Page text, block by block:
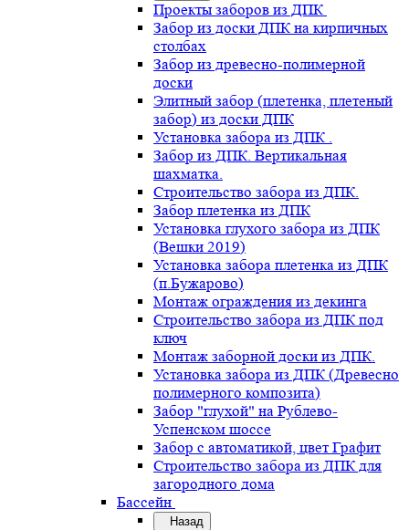
Проекты заборов из ДПК
Забор из доски ДПК на кирпичных
столбах
Забор из древесно-полимерной
доски
Элитный забор (плетенка, плетеный
забор) из доски ДПК
Установка забора из ДПК .
Забор из ДПК. Вертикальная
шахматка.
Строительство забора из ДПК.
Забор плетенка из ДПК
Установка глухого забора из ДПК
(Вешки 2019)
Установка забора плетенка из ДПК
(п.Бужарово)
Монтаж ограждения из декинга
Строительство забора из ДПК под
ключ
Монтаж заборной доски из ДПК.
Установка забора из ДПК (Древесно
полимерного композита)
Забор "глухой" на Рублево-
Успенском шоссе
Забор с автоматикой, цвет Графит
Строительство забора из ДПК для
загородного дома
Бассейн
Назад